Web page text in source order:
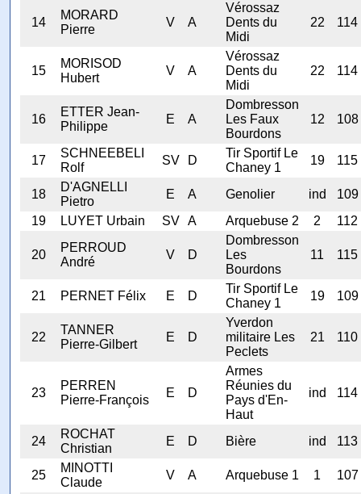
14
MORARD
Pierre
V A
Vérossaz
Dents du
Midi
22 114
15
MORISOD
Hubert
V A
Vérossaz
Dents du
Midi
22 114
16
ETTER Jean-
Philippe
E A
Dombresson
Les Faux
Bourdons
12 108
17
SCHNEEBELI
Rolf
SV D
Tir Sportif Le
Chaney 1
19 115
18
D'AGNELLI
Pietro
E A Genolier ind
109
19
LUYET Urbain SV A Arquebuse 2 2 112
20
PERROUD
André
V D
Dombresson
Les
Bourdons
11 115
21 PERNET Félix E D
Tir Sportif Le
Chaney 1
19 109
22
TANNER
Pierre-Gilbert
E D
Yverdon
militaire Les
Peclets
21 110
23
PERREN
Pierre-François
E D
Armes
Réunies du
Pays d'En-
Haut
ind 114
24
ROCHAT
Christian
E D Bière ind 113
25
MINOTTI
Claude
V A Arquebuse 1 1 107